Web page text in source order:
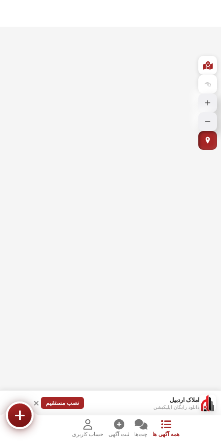
املاک اردبیل
دانلود رایگان اپلیکیشن
نصب مستقیم
همه آگهی ها چت‌ها ثبت آگهی حساب کاربری